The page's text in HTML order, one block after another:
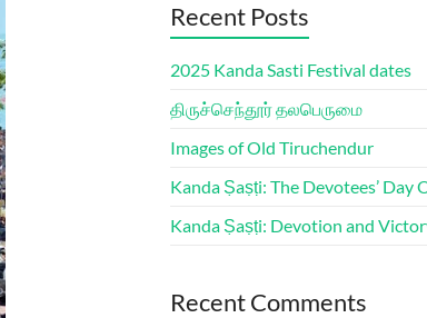
Recent Posts
2025 Kanda Sasti Festival dates
திருச்செந்தூர் தலபெருமை
Images of Old Tiruchendur
Kanda Ṣaṣṭi: The Devotees’ Day
Kanda Ṣaṣṭi: Devotion and
Recent Comments